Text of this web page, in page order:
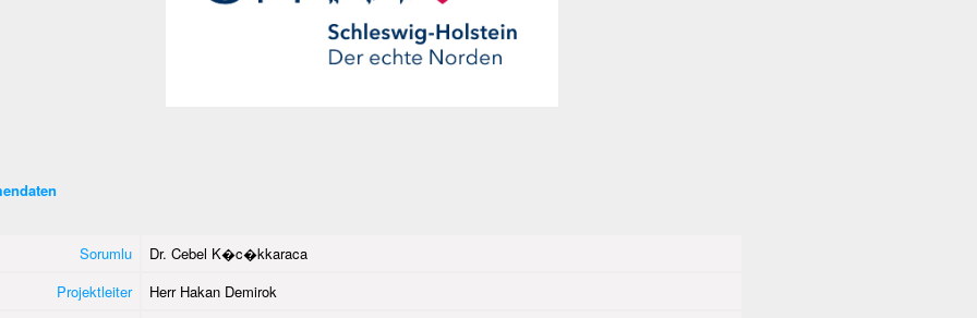
Sorumlu
Dr. Cebel K�c�kkaraca
Projektleiter
Herr Hakan Demirok